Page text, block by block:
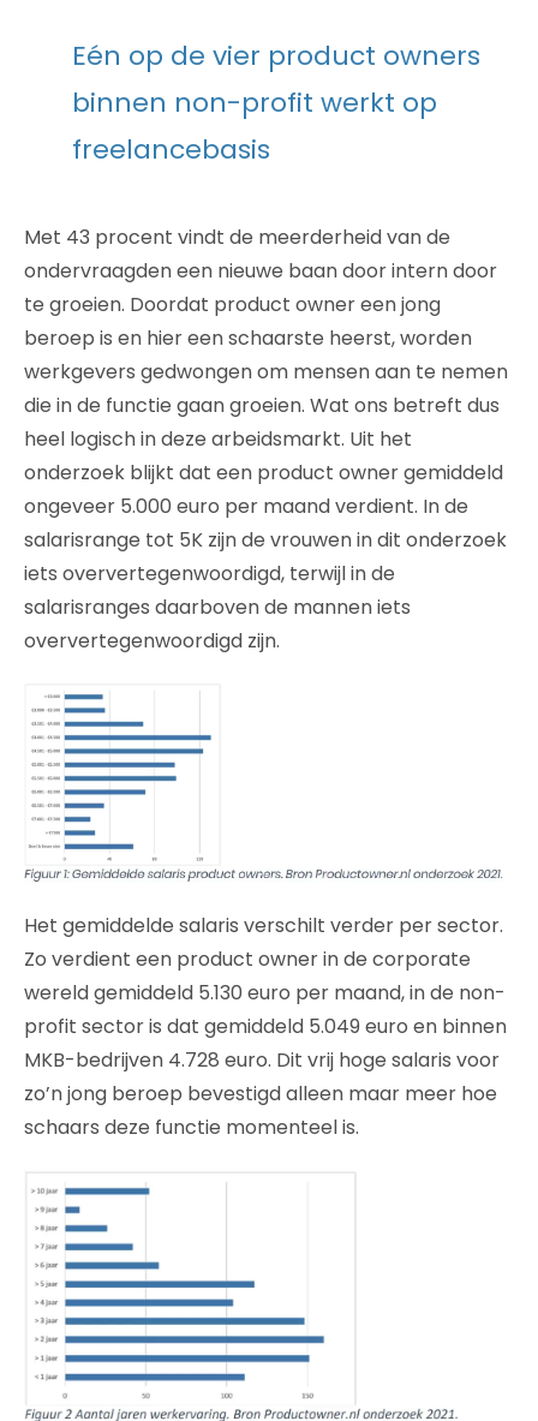
Eén op de vier product owners
binnen non-profit werkt op
freelancebasis
Met 43 procent vindt de meerderheid van de
ondervraagden een nieuwe baan door intern door
te groeien. Doordat product owner een jong
beroep is en hier een schaarste heerst, worden
werkgevers gedwongen om mensen aan te nemen
die in de functie gaan groeien. Wat ons betreft dus
heel logisch in deze arbeidsmarkt. Uit het
onderzoek blijkt dat een product owner gemiddeld
ongeveer 5.000 euro per maand verdient. In de
salarisrange tot 5K zijn de vrouwen in dit onderzoek
iets oververtegenwoordigd, terwijl in de
salarisranges daarboven de mannen iets
oververtegenwoordigd zijn.
Het gemiddelde salaris verschilt verder per sector.
Zo verdient een product owner in de corporate
wereld gemiddeld 5.130 euro per maand, in de non-
profit sector is dat gemiddeld 5.049 euro en binnen
MKB-bedrijven 4.728 euro. Dit vrij hoge salaris voor
zo’n jong beroep bevestigd alleen maar meer hoe
schaars deze functie momenteel is.